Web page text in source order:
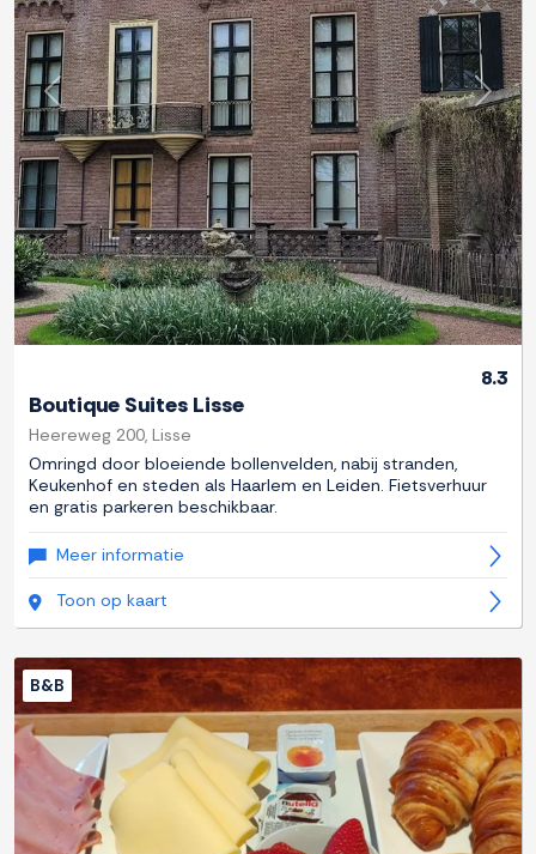
Previous Next
8.3
Boutique Suites Lisse
Heereweg 200, Lisse
Omringd door bloeiende bollenvelden, nabij stranden,
Keukenhof en steden als Haarlem en Leiden. Fietsverhuur
en gratis parkeren beschikbaar.
Meer informatie
Toon op kaart
B&B